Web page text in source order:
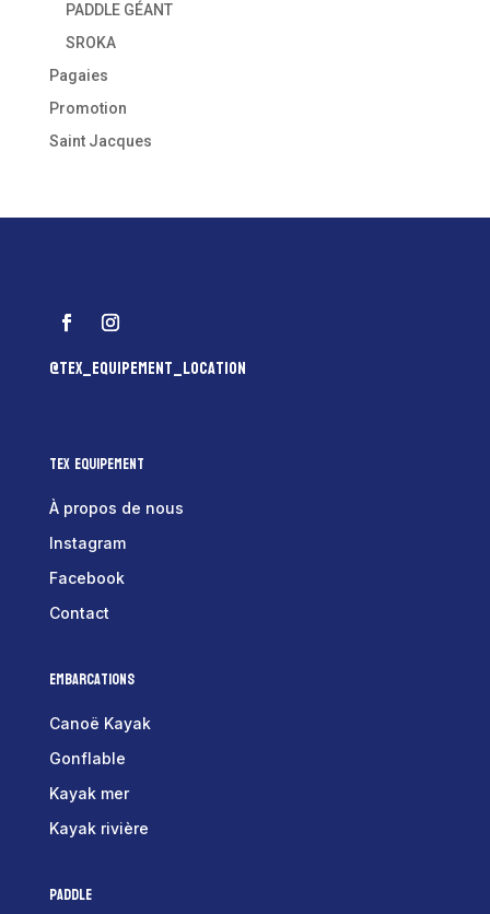
PADDLE GÉANT
SROKA
Pagaies
Promotion
Saint Jacques
@tex_equipement_location
Tex Equipement
À propos de nous
Instagram
Facebook
Contact
Embarcations
Canoë Kayak
Gonflable
Kayak mer
Kayak rivière
Paddle